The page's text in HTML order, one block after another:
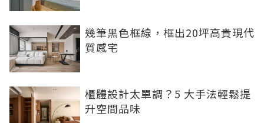
幾筆黑色框線，框出20坪高貴現代
質感宅
櫃體設計太單調？5 大手法輕鬆提
升空間品味